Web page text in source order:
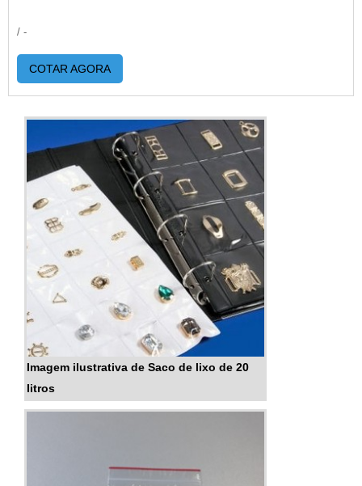
/ -
COTAR AGORA
Imagem ilustrativa de Saco de lixo de 20
litros